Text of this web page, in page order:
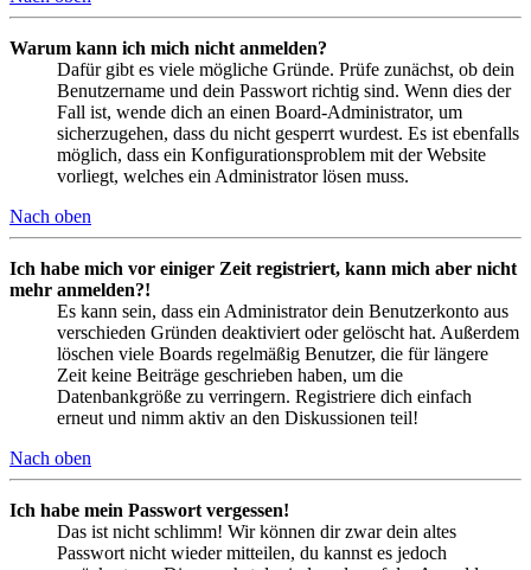
Warum kann ich mich nicht anmelden?
Dafür gibt es viele mögliche Gründe. Prüfe zunächst, ob dein
Benutzername und dein Passwort richtig sind. Wenn dies der
Fall ist, wende dich an einen Board-Administrator, um
sicherzugehen, dass du nicht gesperrt wurdest. Es ist ebenfalls
möglich, dass ein Konfigurationsproblem mit der Website
vorliegt, welches ein Administrator lösen muss.
Nach oben
Ich habe mich vor einiger Zeit registriert, kann mich aber nicht
mehr anmelden?!
Es kann sein, dass ein Administrator dein Benutzerkonto aus
verschieden Gründen deaktiviert oder gelöscht hat. Außerdem
löschen viele Boards regelmäßig Benutzer, die für längere
Zeit keine Beiträge geschrieben haben, um die
Datenbankgröße zu verringern. Registriere dich einfach
erneut und nimm aktiv an den Diskussionen teil!
Nach oben
Ich habe mein Passwort vergessen!
Das ist nicht schlimm! Wir können dir zwar dein altes
Passwort nicht wieder mitteilen, du kannst es jedoch